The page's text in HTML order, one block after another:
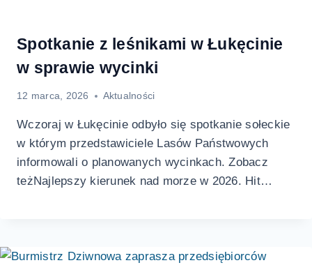
Spotkanie z leśnikami w Łukęcinie
w sprawie wycinki
12 marca, 2026 Aktualności
Wczoraj w Łukęcinie odbyło się spotkanie sołeckie
w którym przedstawiciele Lasów Państwowych
informowali o planowanych wycinkach. Zobacz
teżNajlepszy kierunek nad morze w 2026. Hit…